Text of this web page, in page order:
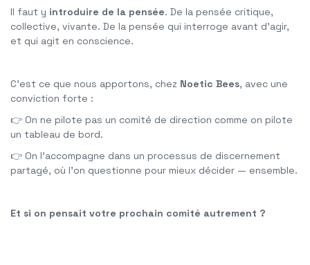
Il faut y introduire de la pensée. De la pensée critique,
collective, vivante. De la pensée qui interroge avant d’agir,
et qui agit en conscience.
C’est ce que nous apportons, chez Noetic Bees, avec une
conviction forte :
👉 On ne pilote pas un comité de direction comme on pilote
un tableau de bord.
👉 On l’accompagne dans un processus de discernement
partagé, où l’on questionne pour mieux décider — ensemble.
Et si on pensait votre prochain comité autrement ?